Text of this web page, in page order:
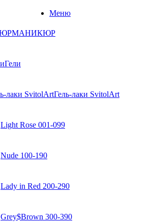
Меню
МАНИКЮР
Гели
Гель-лаки SvitolArt
Light Rose 001-099
Nude 100-190
Lady in Red 200-290
Grey$Brown 300-390